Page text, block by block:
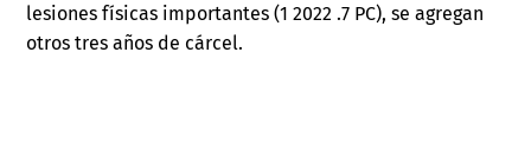
lesiones físicas importantes (1 2022 .7 PC), se agregan
otros tres años de cárcel.